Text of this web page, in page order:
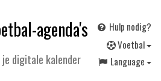
agenda's
digitale kalender
Hulp nodig?
Voetbal
Language